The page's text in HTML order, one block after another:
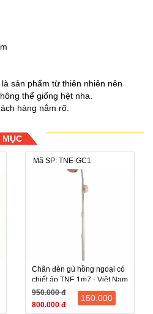
sản phẩm từ thiên nhiên nên
thể giống hệt nha.
hàng nắm rõ.
MỤC
Mã SP: TNE-GC1
Chân đèn gù hồng ngoại có
chiết áp TNE 1m7 - Việt Nam
( khồng kèm bóng đèn)
950.000 đ
800.000 đ
150.000